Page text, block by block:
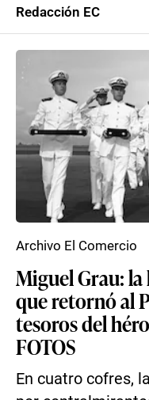
Redacción EC
Miguel Grau:
que retornó al
tesoros del
FOTOS
En cuatro cofres,
Archivo El Comercio